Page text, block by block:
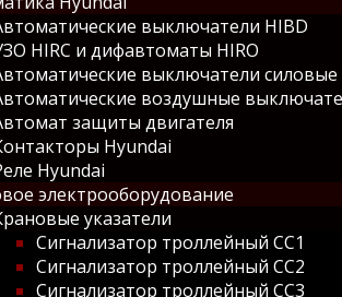
выключатели HIBD
HIRC и дифавтоматы HIRO
выключатели силовые
воздушные
защиты двигателя
Hyundai
Hyundai
электрооборудование
указатели
Сигнализатор троллейный СС1
Сигнализатор троллейный СС2
Сигнализатор троллейный СС3